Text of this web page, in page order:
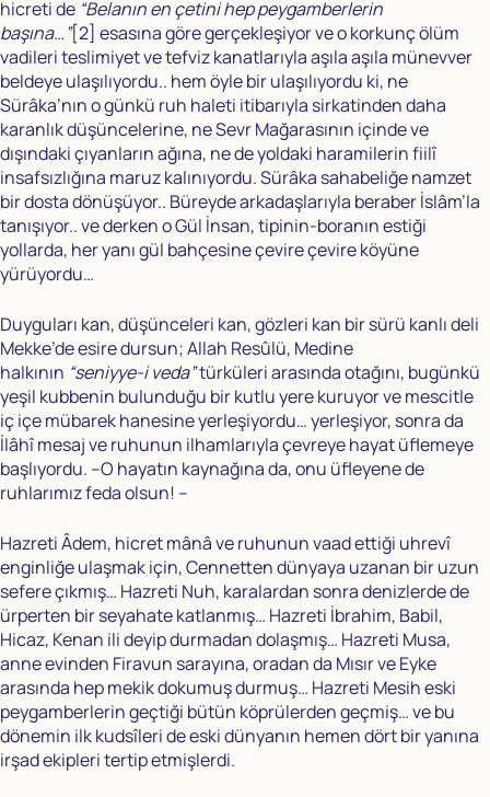
hicreti de “Belanın en çetini hep peygamberlerin
başına…”[2] esasına göre gerçekleşiyor ve o korkunç ölüm
vadileri teslimiyet ve tefviz kanatlarıyla aşıla aşıla münevver
beldeye ulaşılıyordu.. hem öyle bir ulaşılıyordu ki, ne
Sürâka’nın o günkü ruh haleti itibarıyla sirkatinden daha
karanlık düşüncelerine, ne Sevr Mağarasının içinde ve
dışındaki çıyanların ağına, ne de yoldaki haramilerin fiilî
insafsızlığına maruz kalınıyordu. Sürâka sahabeliğe namzet
bir dosta dönüşüyor.. Büreyde arkadaşlarıyla beraber İslâm’la
tanışıyor.. ve derken o Gül İnsan, tipinin-boranın estiği
yollarda, her yanı gül bahçesine çevire çevire köyüne
yürüyordu…
Duyguları kan, düşünceleri kan, gözleri kan bir sürü kanlı deli
Mekke’de esire dursun; Allah Resûlü, Medine
halkının “seniyye-i veda”türküleri arasında otağını, bugünkü
yeşil kubbenin bulunduğu bir kutlu yere kuruyor ve mescitle
iç içe mübarek hanesine yerleşiyordu… yerleşiyor, sonra da
İlâhî mesaj ve ruhunun ilhamlarıyla çevreye hayat üflemeye
başlıyordu. –O hayatın kaynağına da, onu üfleyene de
ruhlarımız feda olsun! –
Hazreti Âdem, hicret mânâ ve ruhunun vaad ettiği uhrevî
enginliğe ulaşmak için, Cennetten dünyaya uzanan bir uzun
sefere çıkmış… Hazreti Nuh, karalardan sonra denizlerde de
ürperten bir seyahate katlanmış… Hazreti İbrahim, Babil,
Hicaz, Kenan ili deyip durmadan dolaşmış… Hazreti Musa,
anne evinden Firavun sarayına, oradan da Mısır ve Eyke
arasında hep mekik dokumuş durmuş… Hazreti Mesih eski
peygamberlerin geçtiği bütün köprülerden geçmiş… ve bu
dönemin ilk kudsîleri de eski dünyanın hemen dört bir yanına
irşad ekipleri tertip etmişlerdi.